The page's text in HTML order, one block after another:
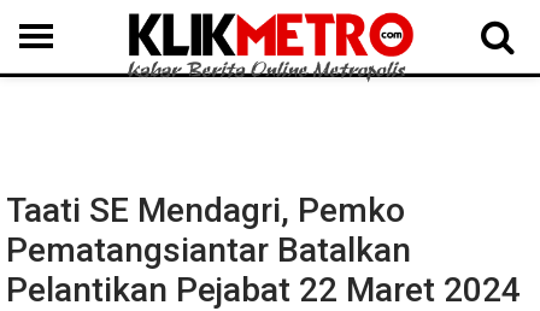
MEDAN LANGKAT DAIRI SAMOSIR TAPUT BATUBARA DELISERDANG
Taati SE Mendagri, Pemko
Pematangsiantar Batalkan
Pelantikan Pejabat 22 Maret 2024